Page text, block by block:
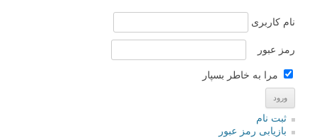
نام کاربری
رمز عبور
مرا به خاطر بسپار
ثبت نام
بازیابی رمز عبور